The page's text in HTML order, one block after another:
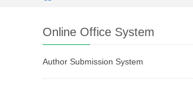
Online Office System
Author Submission System